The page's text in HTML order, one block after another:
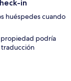
in
huéspedes cuando
propiedad podría